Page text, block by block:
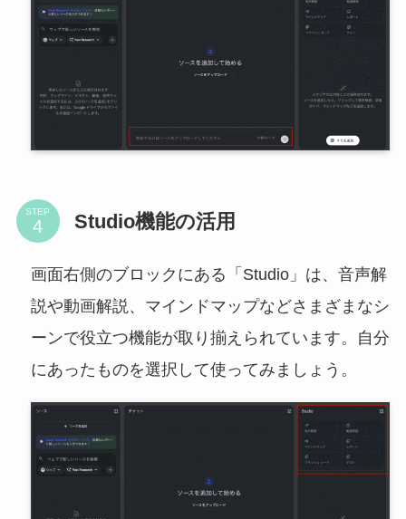
STEP Studio機能の活用
画面右側のブロックにある「Studio」は、音声解
説や動画解説、マインドマップなどさまざまなシ
ーンで役立つ機能が取り揃えられています。自分
にあったものを選択して使ってみましょう。